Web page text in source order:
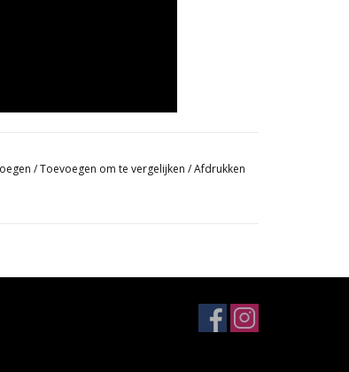
/Toevoegen om te vergelijken /Afdrukken